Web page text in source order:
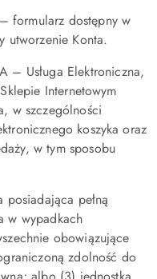
– formularz dostępny w
utworzenie Konta.
– Usługa Elektroniczna,
Internetowym
w szczególności
koszyka oraz
w tym sposobu
pełną
w wypadkach
obowiązujące
zdolność do